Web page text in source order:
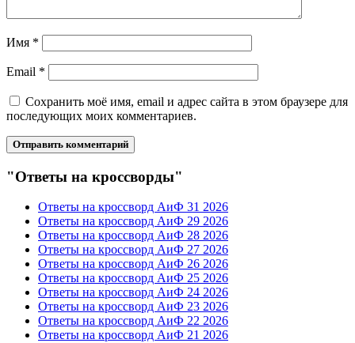
Имя *
Email *
Сохранить моё имя, email и адрес сайта в этом браузере для
последующих моих комментариев.
"Ответы на кроссворды"
Ответы на кроссворд АиФ 31 2026
Ответы на кроссворд АиФ 29 2026
Ответы на кроссворд АиФ 28 2026
Ответы на кроссворд АиФ 27 2026
Ответы на кроссворд АиФ 26 2026
Ответы на кроссворд АиФ 25 2026
Ответы на кроссворд АиФ 24 2026
Ответы на кроссворд АиФ 23 2026
Ответы на кроссворд АиФ 22 2026
Ответы на кроссворд АиФ 21 2026